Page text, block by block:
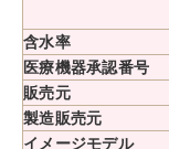
含水率
医療機器承認番号
販売元
製造販売元
イメージモデル